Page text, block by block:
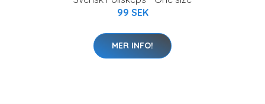
99 SEK
MER INFO!